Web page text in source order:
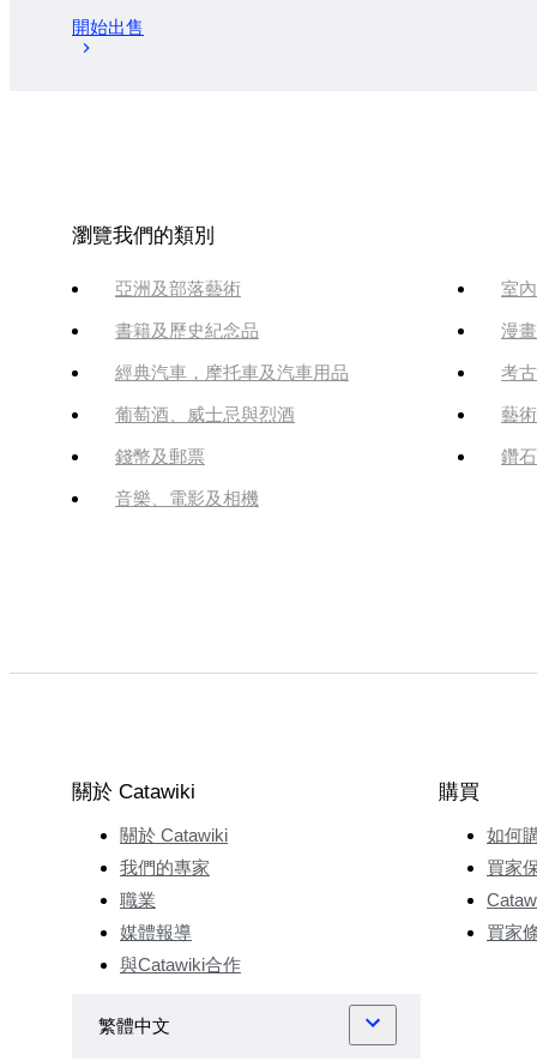
開始出售
瀏覽我們的類別
亞洲及部落藝術 室
書籍及歷史紀念品 漫
經典汽車，摩托車及汽車用品 考
葡萄酒、威士忌與烈酒 藝術
錢幣及郵票 鑽
音樂、電影及相機
關於 Catawiki
關於 Catawiki
我們的專家
職業
媒體報導
與Catawiki合作
購買
如何
買家
買家